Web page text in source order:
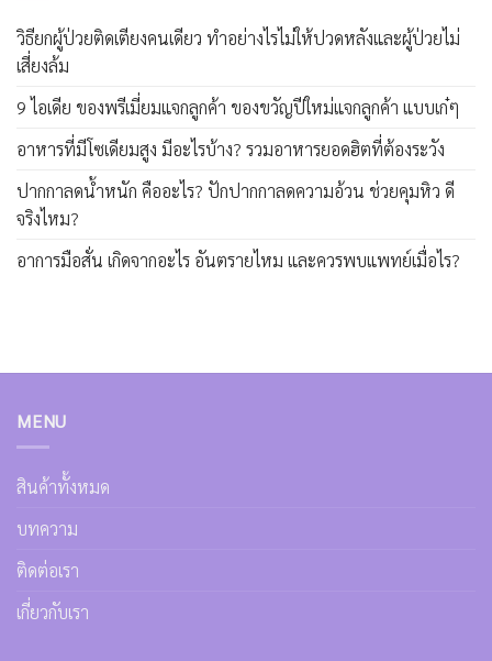
วิธียกผู้ป่วยติดเตียงคนเดียว ทำอย่างไรไม่ให้ปวดหลังและผู้ป่วยไม่
เสี่ยงล้ม
9 ไอเดีย ของพรีเมี่ยมแจกลูกค้า ของขวัญปีใหม่แจกลูกค้า แบบเก๋ๆ
อาหารที่มีโซเดียมสูง มีอะไรบ้าง? รวมอาหารยอดฮิตที่ต้องระวัง
ปากกาลดน้ำหนัก คืออะไร? ปักปากกาลดความอ้วน ช่วยคุมหิว ดี
จริงไหม?
อาการมือสั่น เกิดจากอะไร อันตรายไหม และควรพบแพทย์เมื่อไร?
MENU
สินค้าทั้งหมด
บทความ
ติดต่อเรา
เกี่ยวกับเรา